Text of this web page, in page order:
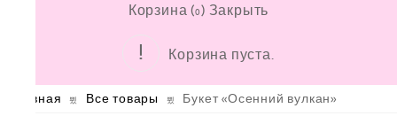
Корзина (0) Закрыть
Корзина пуста.
Главная Все товары Букет «Осенний вулкан»